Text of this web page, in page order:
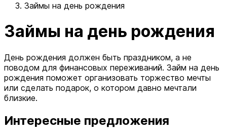
Займы на день рождения
Займы на день рождения
День рождения должен быть праздником, а не
поводом для финансовых переживаний. Займ на день
рождения поможет организовать торжество мечты
или сделать подарок, о котором давно мечтали
близкие.
Интересные предложения